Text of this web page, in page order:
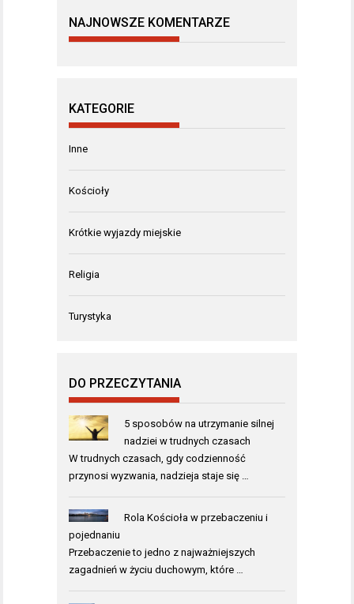
NAJNOWSZE KOMENTARZE
KATEGORIE
Inne
Kościoły
Krótkie wyjazdy miejskie
Religia
Turystyka
DO PRZECZYTANIA
5 sposobów na utrzymanie silnej
nadziei w trudnych czasach
W trudnych czasach, gdy codzienność
przynosi wyzwania, nadzieja staje się …
Rola Kościoła w przebaczeniu i
pojednaniu
Przebaczenie to jedno z najważniejszych
zagadnień w życiu duchowym, które …